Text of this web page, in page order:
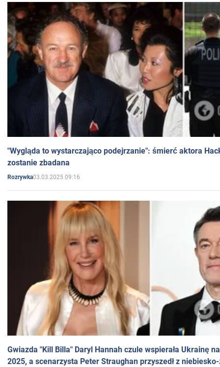
"Wygląda to wystarczająco podejrzanie": śmierć aktora
zostanie zbadana
Rozrywka03.03.2025 09:16
Gwiazda "Kill Billa" Daryl Hannah czule wspierała Ukrainę
2025, a scenarzysta Peter Straughan przyszedł z